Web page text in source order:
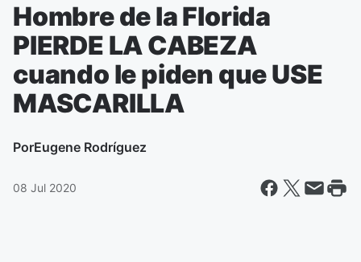
Hombre de la Florida
PIERDE LA CABEZA
cuando le piden que USE
MASCARILLA
PorEugene Rodríguez
08 Jul 2020